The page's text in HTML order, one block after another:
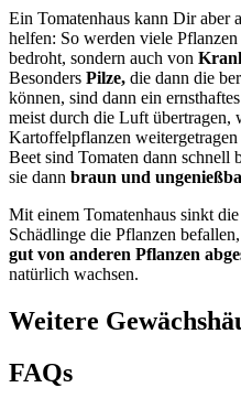
Ein Tomatenhaus kann Dir aber
helfen: So werden viele
bedroht, sondern auch von
Besonders Pilze, die dann die
können, sind dann ein
meist durch die Luft übertragen,
Kartoffelpflanzen
Beet sind Tomaten dann schnell
sie dann braun und
Mit einem Tomatenhaus sinkt
Schädlinge die Pflanzen
gut von anderen Pflanzen
natürlich wachsen.
Weitere
FAQs